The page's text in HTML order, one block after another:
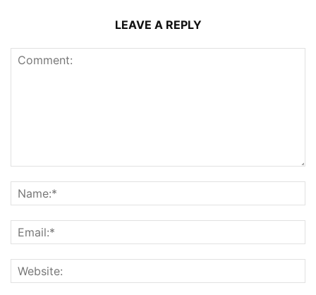
LEAVE A REPLY